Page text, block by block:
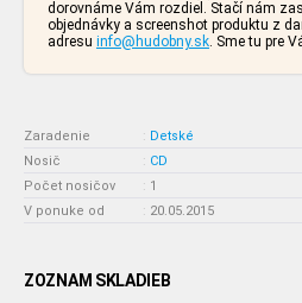
dorovnáme Vám rozdiel. Stačí nám
objednávky a screenshot produktu z
adresu info@hudobny.sk. Sme tu pre
Zaradenie : Detské
Nosič
: CD
Počet nosičov
: 1
V ponuke od
: 20.05.2015
ZOZNAM SKLADIEB